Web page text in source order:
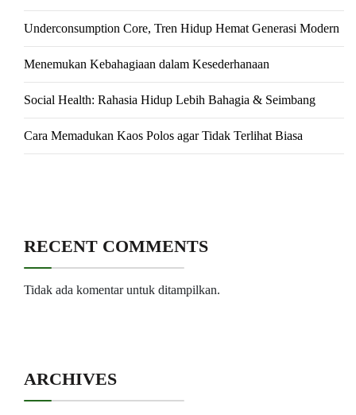
Underconsumption Core, Tren Hidup Hemat Generasi Modern
Menemukan Kebahagiaan dalam Kesederhanaan
Social Health: Rahasia Hidup Lebih Bahagia & Seimbang
Cara Memadukan Kaos Polos agar Tidak Terlihat Biasa
RECENT COMMENTS
Tidak ada komentar untuk ditampilkan.
ARCHIVES